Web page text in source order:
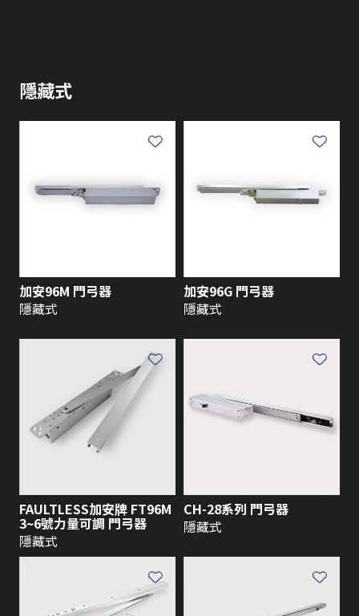
隱藏式
加安96M 門弓器
隱藏式
加安96G 門弓器
隱藏式
FAULTLESS加安牌 FT96M
3~6號力量可調 門弓器
隱藏式
CH-28系列 門弓器
隱藏式